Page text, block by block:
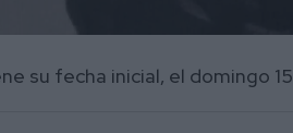
su fecha inicial, el domingo 15